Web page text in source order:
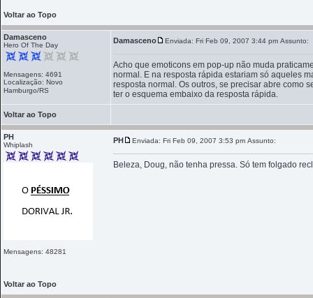
Voltar ao Topo
Damasceno
Hero Of The Day
Mensagens: 4691
Localização: Novo
Hamburgo/RS
Damasceno Enviada: Fri Feb 09, 2007 3:44 pm Assunto:
Acho que emoticons em pop-up não muda
normal. E na resposta rápida estariam só aqueles
resposta normal. Os outros, se precisar abre como
ter o esquema embaixo da resposta rápida.
Voltar ao Topo
PH
Whiplash
Mensagens: 48281
PH Enviada: Fri Feb 09, 2007 3:53 pm Assunto:
Beleza, Doug, não tenha pressa. Só tem folgado
Voltar ao Topo